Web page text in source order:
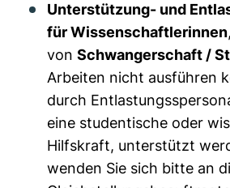
Unterstützung- und
für Wissenschaftlerinnen
von Schwangerschaft /
Arbeiten nicht ausführen
durch
eine studentische oder
Hilfskraft, unterstützt
wenden Sie sich bitte an